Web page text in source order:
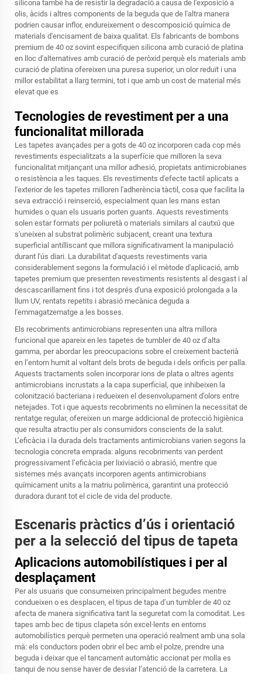
silicona també ha de resistir la degradació a causa de l'exposició a
olis, àcids i altres components de la beguda que de l'altra manera
podrien causar inflor, endureixement o descomposició química de
materials d'encisament de baixa qualitat. Els fabricants de bombons
premium de 40 oz sovint especifiquen silicona amb curació de platina
en lloc d'alternatives amb curació de peròxid perquè els materials amb
curació de platina ofereixen una puresa superior, un olor reduït i una
millor estabilitat a llarg termini, tot i que amb un cost de material més
elevat que es
Tecnologies de revestiment per a una
funcionalitat millorada
Les tapetes avançades per a gots de 40 oz incorporen cada cop més
revestiments especialitzats a la superfície que milloren la seva
funcionalitat mitjançant una millor adhesió, propietats antimicrobianes
o resistència a les taques. Els revestiments d'efecte tactil aplicats a
l'exterior de les tapetes milloren l'adherència tàctil, cosa que facilita la
seva extracció i reinserció, especialment quan les mans estan
humides o quan els usuaris porten guants. Aquests revestiments
solen estar formats per poliuretà o materials similars al cautxú que
s'uneixen al substrat polimèric subjacent, creant una textura
superficial antilliscant que millora significativament la manipulació
durant l'ús diari. La durabilitat d'aquests revestiments varia
considerablement segons la formulació i el mètode d'aplicació, amb
tapetes premium que presenten revestiments resistents al desgast i al
descascarillament fins i tot després d'una exposició prolongada a la
llum UV, rentats repetits i abrasió mecànica deguda a
l'emmagatzematge a les bosses.
Els recobriments antimicrobians representen una altra millora
funcional que apareix en les tapetes de tumbler de 40 oz d’alta
gamma, per abordar les preocupacions sobre el creixement bacterià
en l’entorn humit al voltant dels brots de beguda i dels orificis per palla.
Aquests tractaments solen incorporar ions de plata o altres agents
antimicrobians incrustats a la capa superficial, que inhibeixen la
colonització bacteriana i redueixen el desenvolupament d’olors entre
netejades. Tot i que aquests recobriments no eliminen la necessitat de
rentatge regular, ofereixen un marge addicional de protecció higiènica
que resulta atractiu per als consumidors conscients de la salut.
L’eficàcia i la durada dels tractaments antimicrobians varien segons la
tecnologia concreta emprada: alguns recobriments van perdent
progressivament l’eficàcia per lixiviació o abrasió, mentre que
sistemes més avançats incorporen agents antimicrobians
químicament units a la matriu polimèrica, garantint una protecció
duradora durant tot el cicle de vida del producte.
Escenaris pràctics d’ús i orientació
per a la selecció del tipus de tapeta
Aplicacions automobilístiques i per al
desplaçament
Per als usuaris que consumeixen principalment begudes mentre
condueixen o es desplacen, el tipus de tapa d’un tumbler de 40 oz
afecta de manera significativa tant la seguretat com la comoditat. Les
tapes amb bec de tipus clapeta són excel·lents en entorns
automobilístics perquè permeten una operació realment amb una sola
mà: els conductors poden obrir el bec amb el polze, prendre una
beguda i deixar que el tancament automàtic accionat per molla es
tanqui de nou sense haver de desviar l’atenció de la carretera. La